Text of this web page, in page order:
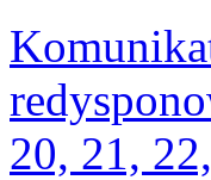
20, 21,